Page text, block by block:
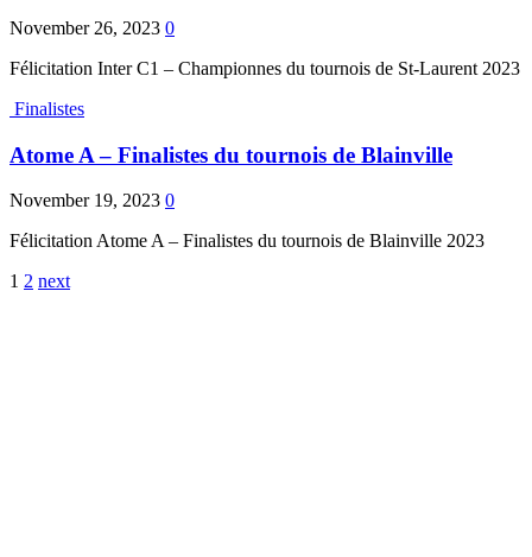
November 26, 2023 0
Félicitation Inter C1 – Championnes du tournois de St-Laurent 2023
Finalistes
Atome A – Finalistes du tournois de Blainville
November 19, 2023 0
Félicitation Atome A – Finalistes du tournois de Blainville 2023
Posts
1 2 next